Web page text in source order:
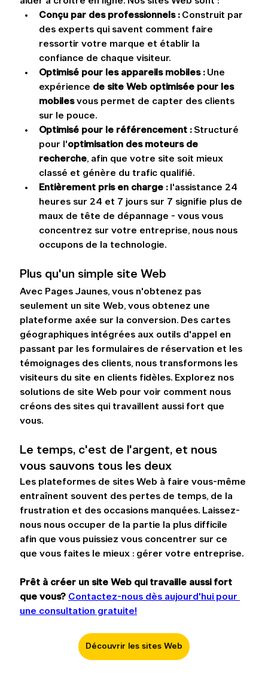
Conçu par des professionnels : Construit par
des experts qui savent comment faire
ressortir votre marque et établir la
confiance de chaque visiteur.
Optimisé pour les appareils mobiles : Une
expérience de site Web optimisée pour les
mobiles vous permet de capter des clients
sur le pouce.
Optimisé pour le référencement : Structuré
pour l'optimisation des moteurs de
recherche, afin que votre site soit mieux
classé et génère du trafic qualifié.
Entièrement pris en charge : l'assistance 24
heures sur 24 et 7 jours sur 7 signifie plus de
maux de tête de dépannage - vous vous
concentrez sur votre entreprise, nous nous
occupons de la technologie.
Plus qu'un simple site Web
Avec Pages Jaunes, vous n'obtenez pas
seulement un site Web, vous obtenez une
plateforme axée sur la conversion. Des cartes
géographiques intégrées aux outils d'appel en
passant par les formulaires de réservation et les
témoignages des clients, nous transformons les
visiteurs du site en clients fidèles. Explorez nos
solutions de site Web pour voir comment nous
créons des sites qui travaillent aussi fort que
vous.
Le temps, c'est de l'argent, et nous
vous sauvons tous les deux
Les plateformes de sites Web à faire vous-même
entraînent souvent des pertes de temps, de la
frustration et des occasions manquées. Laissez-
nous nous occuper de la partie la plus difficile
afin que vous puissiez vous concentrer sur ce
que vous faites le mieux : gérer votre entreprise.
Prêt à créer un site Web qui travaille aussi fort
que vous? Contactez-nous dès aujourd'hui pour
une consultation gratuite!
Découvrir les sites Web